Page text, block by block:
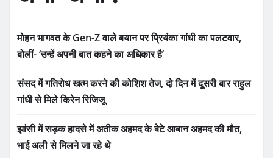
मोहन भागवत के Gen-Z वाले बयान पर प्रियंका गांधी का पलटवार,
बोलीं- ‘उन्हें अपनी बात कहने का अधिकार है’
संसद में गतिरोध खत्म करने की कोशिश तेज, दो दिन में दूसरी बार राहुल
गांधी से मिले किरेन रिजिजू
झांसी में सड़क हादसे में अतीक अहमद के बेटे आबान अहमद की मौत,
भाई अली से मिलने जा रहे थे